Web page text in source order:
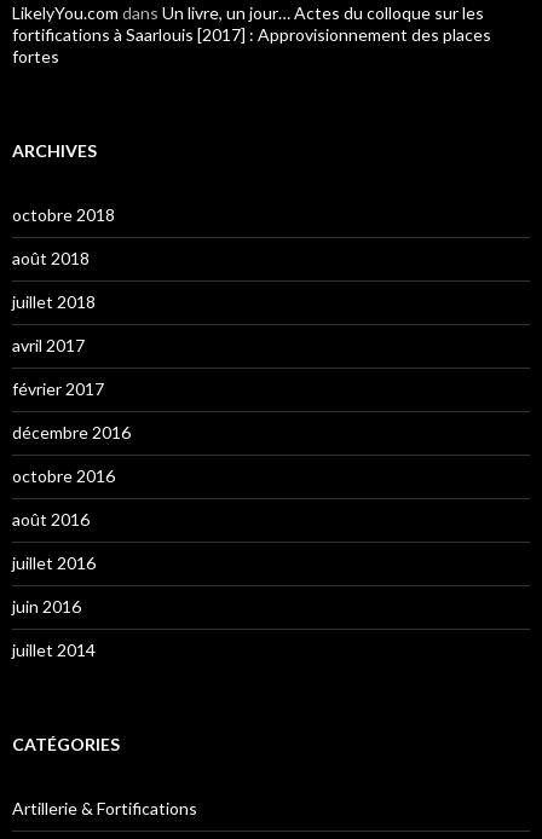
LikelyYou.com dans Un livre, un jour… Actes du colloque sur les
fortifications à Saarlouis [2017] : Approvisionnement des places
fortes
ARCHIVES
octobre 2018
août 2018
juillet 2018
avril 2017
février 2017
décembre 2016
octobre 2016
août 2016
juillet 2016
juin 2016
juillet 2014
CATÉGORIES
Artillerie & Fortifications